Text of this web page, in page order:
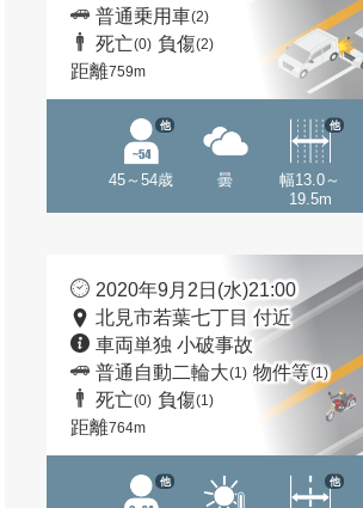
普通乗用車(2)
死亡(0) 負傷(2)
距離759m
45～54歳
他
曇
幅13.0～
19.5m
他
2020年9月2日(水)21:00
北見市若葉七丁目 付近
車両単独 小破事故
普通自動二輪大(1) 物件等(1)
死亡(0) 負傷(1)
距離764m
他 他